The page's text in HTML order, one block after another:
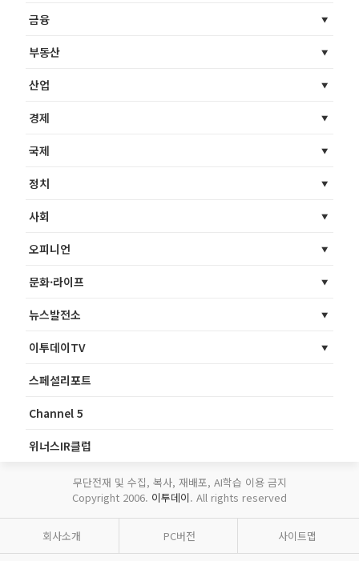
금융
부동산
산업
경제
국제
정치
사회
오피니언
문화·라이프
뉴스발전소
이투데이TV
스페셜리포트
Channel 5
위너스IR클럽
무단전재 및 수집, 복사, 재배포, AI학습 이용 금지
Copyright 2006. 이투데이. All rights reserved
회사소개 PC버전 사이트맵